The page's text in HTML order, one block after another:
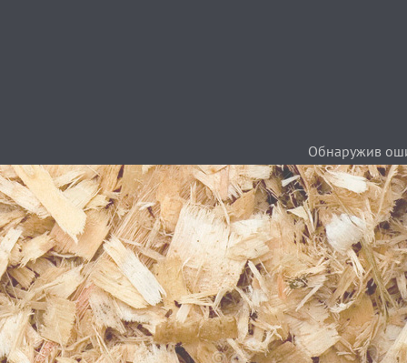
Обнаружив